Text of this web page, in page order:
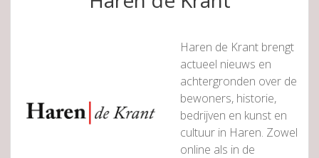
Haren de Krant brengt
actueel nieuws en
achtergronden over de
bewoners, historie,
bedrijven en kunst en
cultuur in Haren. Zowel
online als in de